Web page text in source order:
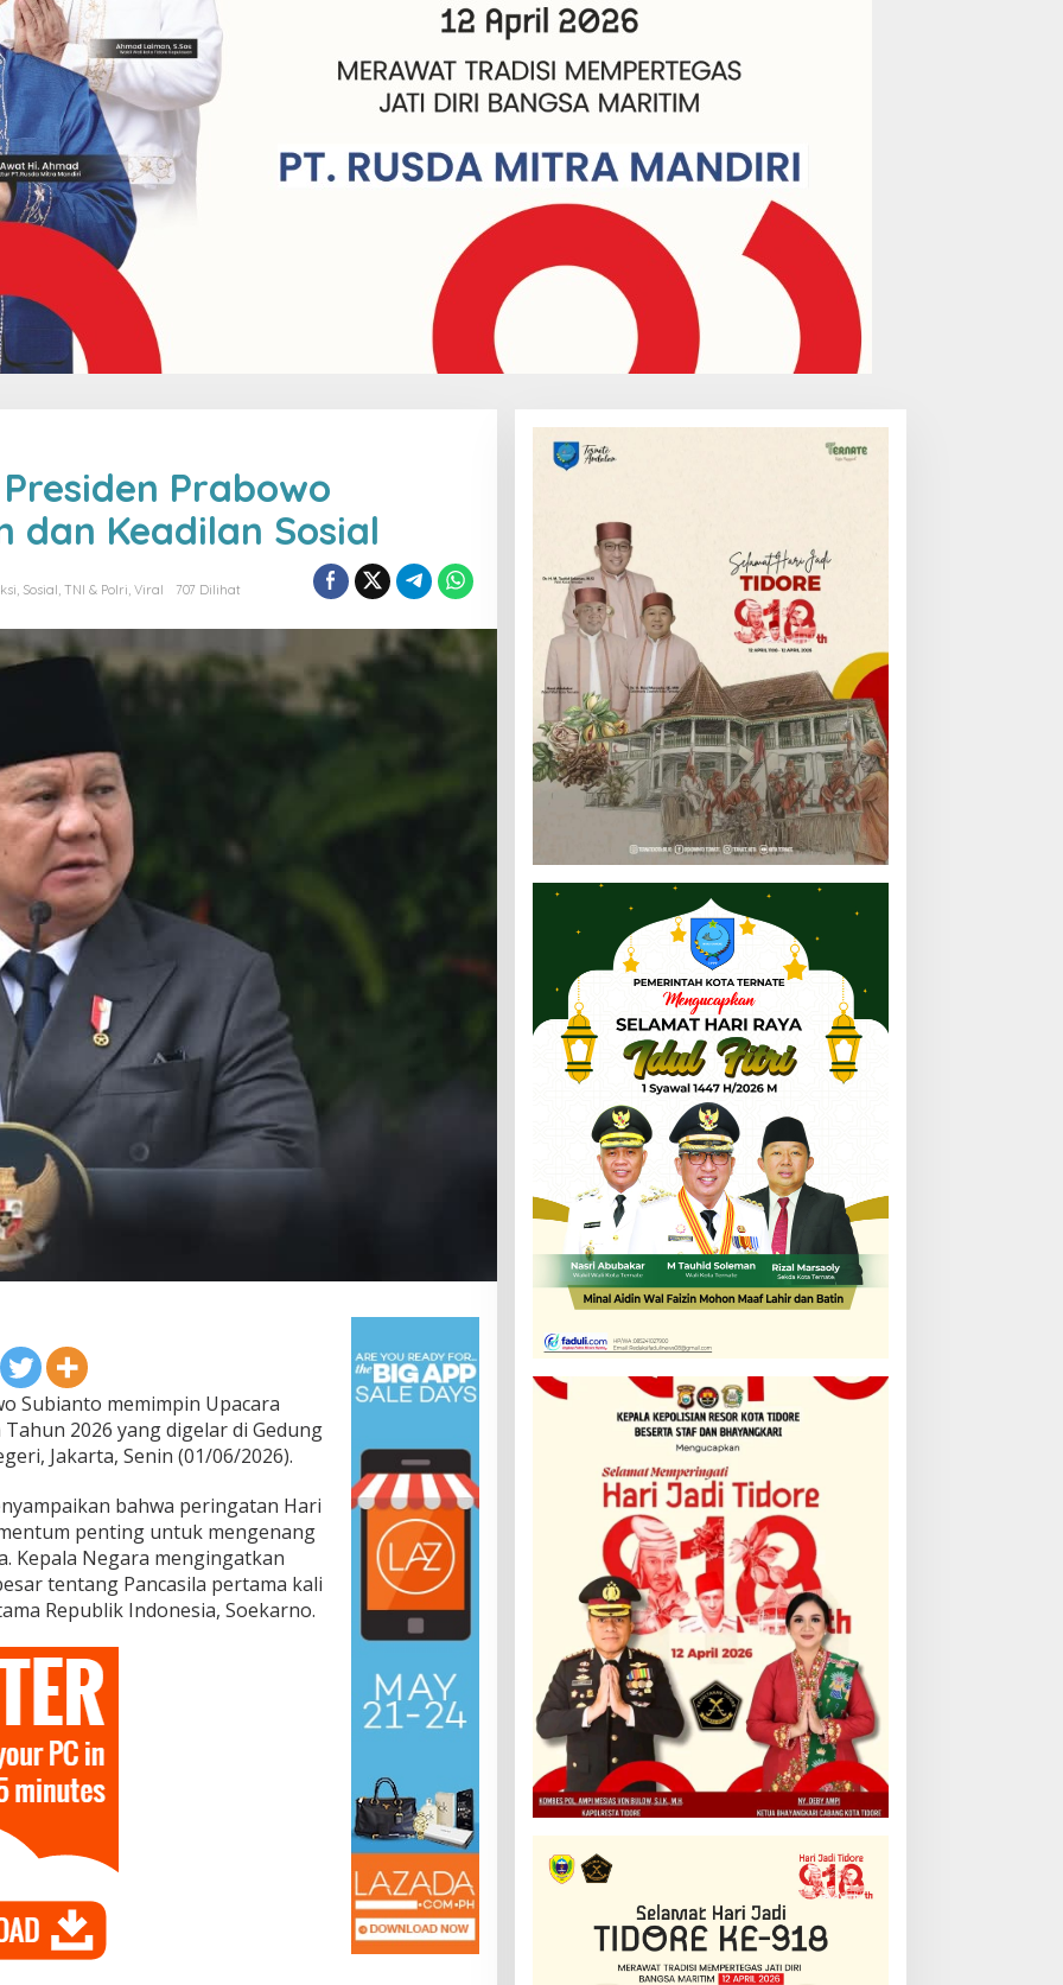
Prabowo
dan Keadilan Sosial
, Sosial, TNI & Polri, Viral 707 Dilihat
Subianto memimpin Upacara
2026 yang digelar di Gedung
Jakarta, Senin (01/06/2026).
bahwa peringatan Hari
penting untuk mengenang
Kepala Negara mengingatkan
tentang Pancasila pertama kali
Republik Indonesia, Soekarno.